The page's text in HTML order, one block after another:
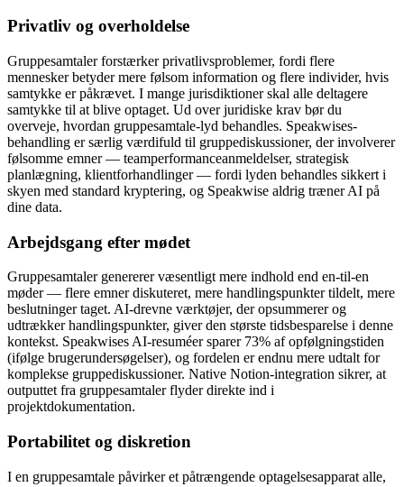
Privatliv og overholdelse
Gruppesamtaler forstærker privatlivsproblemer, fordi flere
mennesker betyder mere følsom information og flere individer, hvis
samtykke er påkrævet. I mange jurisdiktioner skal alle deltagere
samtykke til at blive optaget. Ud over juridiske krav bør du
overveje, hvordan gruppesamtale-lyd behandles. Speakwises-
behandling er særlig værdifuld til gruppediskussioner, der involverer
følsomme emner — teamperformanceanmeldelser, strategisk
planlægning, klientforhandlinger — fordi lyden behandles sikkert i
skyen med standard kryptering, og Speakwise aldrig træner AI på
dine data.
Arbejdsgang efter mødet
Gruppesamtaler genererer væsentligt mere indhold end en-til-en
møder — flere emner diskuteret, mere handlingspunkter tildelt, mere
beslutninger taget. AI-drevne værktøjer, der opsummerer og
udtrækker handlingspunkter, giver den største tidsbesparelse i denne
kontekst. Speakwises AI-resuméer sparer 73% af opfølgningstiden
(ifølge brugerundersøgelser), og fordelen er endnu mere udtalt for
komplekse gruppediskussioner. Native Notion-integration sikrer, at
outputtet fra gruppesamtaler flyder direkte ind i
projektdokumentation.
Portabilitet og diskretion
I en gruppesamtale påvirker et påtrængende optagelsesapparat alle,